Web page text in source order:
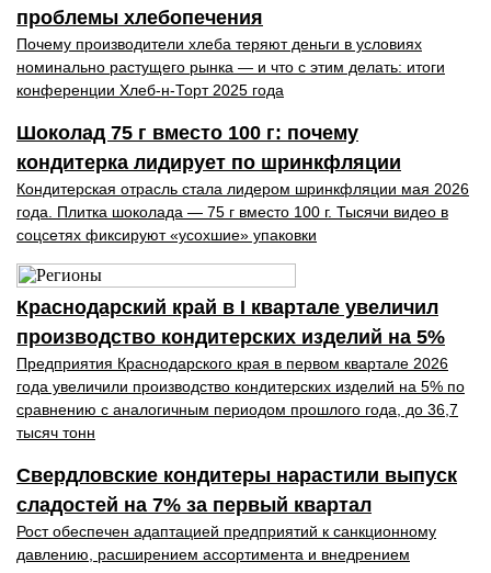
проблемы хлебопечения
Почему производители хлеба теряют деньги в условиях
номинально растущего рынка — и что с этим делать: итоги
конференции Хлеб-н-Торт 2025 года
Шоколад 75 г вместо 100 г: почему
кондитерка лидирует по шринкфляции
Кондитерская отрасль стала лидером шринкфляции мая 2026
года. Плитка шоколада — 75 г вместо 100 г. Тысячи видео в
соцсетях фиксируют «усохшие» упаковки
Краснодарский край в I квартале увеличил
производство кондитерских изделий на 5%
Предприятия Краснодарского края в первом квартале 2026
года увеличили производство кондитерских изделий на 5% по
сравнению с аналогичным периодом прошлого года, до 36,7
тысяч тонн
Свердловские кондитеры нарастили выпуск
сладостей на 7% за первый квартал
Рост обеспечен адаптацией предприятий к санкционному
давлению, расширением ассортимента и внедрением